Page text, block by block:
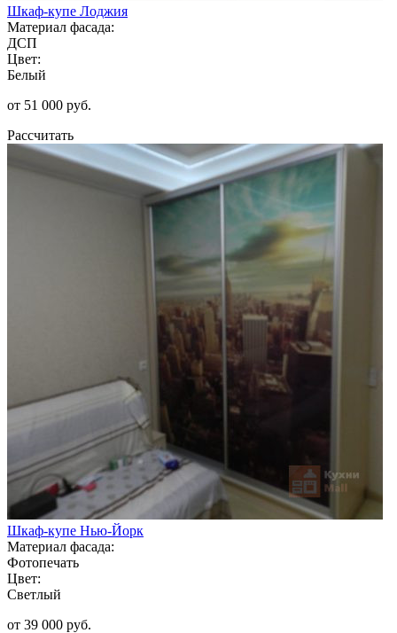
Шкаф-купе Лоджия
Материал фасада:
ДСП
Цвет:
Белый
от 51 000 руб.
Рассчитать
Шкаф-купе Нью-Йорк
Материал фасада:
Фотопечать
Цвет:
Светлый
от 39 000 руб.